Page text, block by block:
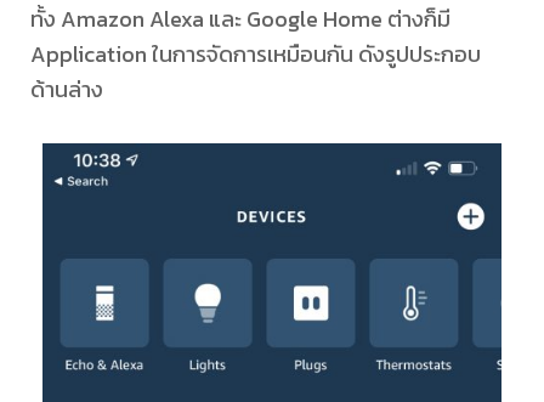
อยู่
บ้าน
ง่าย
มาก
ยิ่ง
ทั้ง Amazon Alexa และ Google Home ต่างก็มี
Application ในการจัดการเหมือนกัน ดังรูปประกอบ
ด้านล่าง